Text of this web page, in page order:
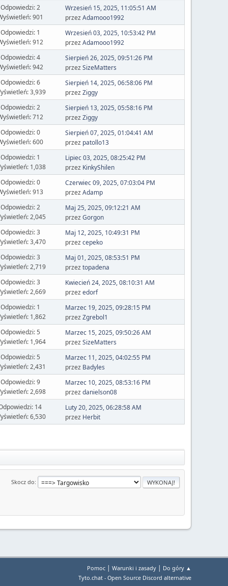
Odpowiedzi: 2
901
Wrzesień 15, 2025, 11:05:51 AM
przezAdamooo1992
Odpowiedzi: 1
912
Wrzesień 03, 2025, 10:53:42 PM
przezAdamooo1992
Odpowiedzi: 4
942
Sierpień 26, 2025, 09:51:26 PM
przezSizeMatters
Odpowiedzi: 6
3,939
Sierpień 14, 2025, 06:58:06 PM
przezZiggy
Odpowiedzi: 2
712
Sierpień 13, 2025, 05:58:16 PM
przezZiggy
Odpowiedzi: 0
600
Sierpień 07, 2025, 01:04:41 AM
przez patollo13
Odpowiedzi: 1
1,038
Lipiec 03, 2025, 08:25:42 PM
przez KinkyShilen
Odpowiedzi: 0
913
Czerwiec 09, 2025, 07:03:04 PM
przezAdamp
Odpowiedzi: 2
2,045
Maj 25, 2025, 09:12:21 AM
przezGorgon
Odpowiedzi: 3
3,470
Maj 12, 2025, 10:49:31 PM
przezcepeko
Odpowiedzi: 3
2,719
Maj 01, 2025, 08:53:51 PM
przeztopadena
Odpowiedzi: 3
2,669
Kwiecień 24, 2025, 08:10:31 AM
przezedorf
Odpowiedzi: 1
1,862
Marzec 19, 2025, 09:28:15 PM
przezZgrebol1
Odpowiedzi: 5
1,964
Marzec 15, 2025, 09:50:26 AM
przezSizeMatters
Odpowiedzi: 5
2,431
Marzec 11, 2025, 04:02:55 PM
przez Badyles
Odpowiedzi: 9
2,698
Marzec 10, 2025, 08:53:16 PM
przezdanielson08
14
6,530
Luty 20, 2025, 06:28:58 AM
przez Herbit
Skocz do
Pomoc | Warunki i zasady | Do góry ▲
Tyto.chat - Open Source Discord alternative